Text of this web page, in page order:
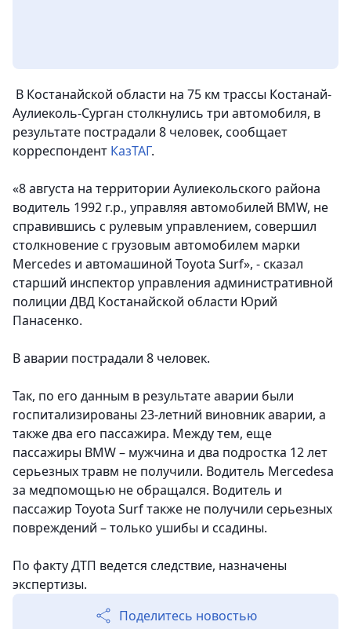
В Костанайской области на 75 км трассы Костанай-
Аулиеколь-Сурган столкнулись три автомобиля, в
результате пострадали 8 человек, сообщает
корреспондент КазТАГ.
«8 августа на территории Аулиекольского района
водитель 1992 г.р., управляя автомобилей BMW, не
справившись с рулевым управлением, совершил
столкновение с грузовым автомобилем марки
Mercedes и автомашиной Toyota Surf», - сказал
старший инспектор управления административной
полиции ДВД Костанайской области Юрий
Панасенко.
В аварии пострадали 8 человек.
Так, по его данным в результате аварии были
госпитализированы 23-летний виновник аварии, а
также два его пассажира. Между тем, еще
пассажиры BMW – мужчина и два подростка 12 лет
серьезных травм не получили. Водитель Mercedesа
за медпомощью не обращался. Водитель и
пассажир Toyota Surf также не получили серьезных
повреждений – только ушибы и ссадины.
По факту ДТП ведется следствие, назначены
экспертизы.
Поделитесь новостью